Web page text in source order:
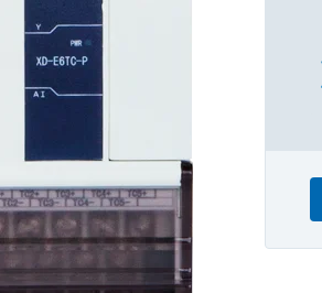
с разомкнутым контуром)
контуром)